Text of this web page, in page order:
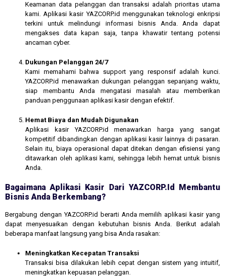
Keamanan data pelanggan dan transaksi adalah prioritas utama
kami. Aplikasi kasir YAZCORP.id menggunakan teknologi enkripsi
terkini untuk melindungi informasi bisnis Anda. Anda dapat
mengakses data kapan saja, tanpa khawatir tentang potensi
ancaman cyber.
Dukungan Pelanggan 24/7
Kami memahami bahwa support yang responsif adalah kunci.
YAZCORP.id menawarkan dukungan pelanggan sepanjang waktu,
siap membantu Anda mengatasi masalah atau memberikan
panduan penggunaan aplikasi kasir dengan efektif.
Hemat Biaya dan Mudah Digunakan
Aplikasi kasir YAZCORP.id menawarkan harga yang sangat
kompetitif dibandingkan dengan aplikasi kasir lainnya di pasaran.
Selain itu, biaya operasional dapat ditekan dengan efisiensi yang
ditawarkan oleh aplikasi kami, sehingga lebih hemat untuk bisnis
Anda.
Bagaimana Aplikasi Kasir Dari YAZCORP.id Membantu
Bisnis Anda Berkembang?
Bergabung dengan YAZCORP.id berarti Anda memilih aplikasi kasir yang
dapat menyesuaikan dengan kebutuhan bisnis Anda. Berikut adalah
beberapa manfaat langsung yang bisa Anda rasakan:
Meningkatkan Kecepatan Transaksi
Transaksi bisa dilakukan lebih cepat dengan sistem yang intuitif,
meningkatkan kepuasan pelanggan.